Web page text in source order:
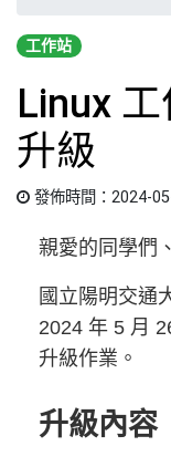
工作站
Linux
升級
發佈時間：2024-
親愛的同學們
國立陽明交通
2024 年 5 月
升級作業。
升級內容